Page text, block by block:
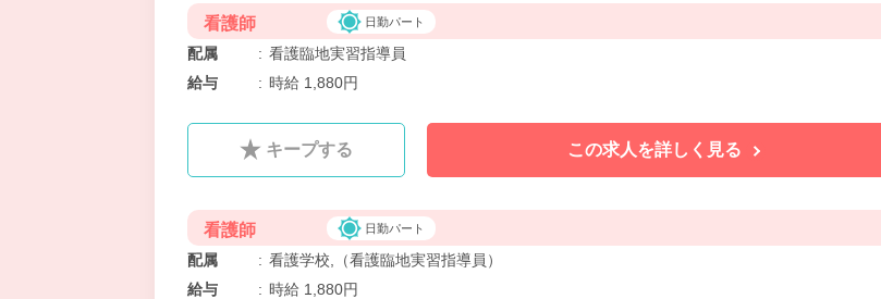
看護師 日勤パート
配属 : 看護臨地実習指導員
給与
: 時給 1,880円
キープする この求人を詳しく見る
看護師 日勤パート
配属 : 看護学校,（看護臨地実習指導員）
給与
: 時給 1,880円